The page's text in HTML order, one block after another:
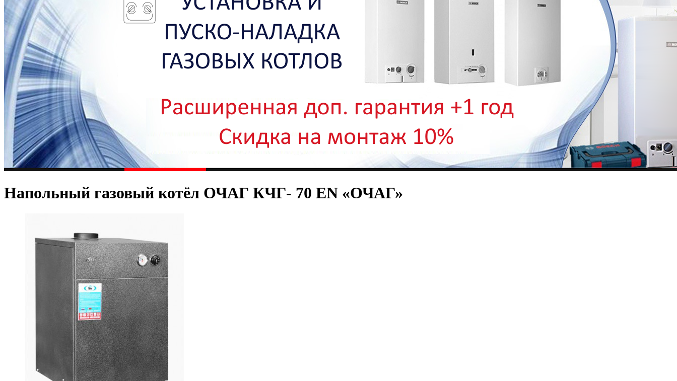
Напольный газовый котёл ОЧАГ КЧГ- 70 EN «ОЧАГ»